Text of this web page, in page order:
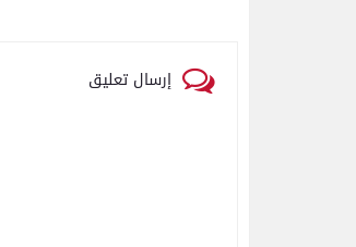
إرسال تعليق